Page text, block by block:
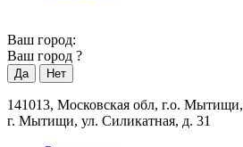
Ваш город:
Ваш город ?
141013, Московская обл, г.о. Мытищи,
г. Мытищи, ул. Силикатная, д. 31